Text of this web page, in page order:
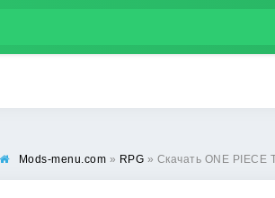
Mods-menu.com » RPG » Скачать ONE PIECE